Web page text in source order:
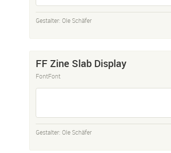
Gestalter: Ole Schäfer
FF Zine Slab Display
FontFont
Gestalter: Ole Schäfer